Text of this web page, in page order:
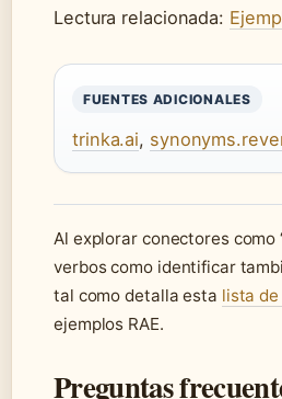
Lectura relacionada:
FUENTES ADICIONALES
trinka.ai,
Al explorar conectores como
verbos como identificar
tal como detalla esta lista
ejemplos RAE.
Preguntas